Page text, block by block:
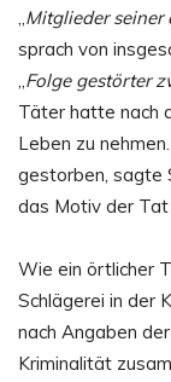
„Mitglieder seiner
sprach von
„Folge gestörter
Täter hatte nach
Leben zu
gestorben, sagte
das Motiv der Tat
Wie ein örtlicher
Schlägerei in der
nach Angaben
Kriminalität